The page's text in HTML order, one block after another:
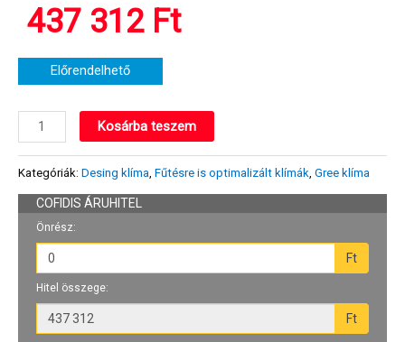
437 312 Ft
Előrendelhető
Gree
Dark
Pro
oldalfali
split
klíma
GWH18ACDXF-
Kosárba teszem
Kategóriák: Desing klíma, Fűtésre is optimalizált klímák, Gree klíma